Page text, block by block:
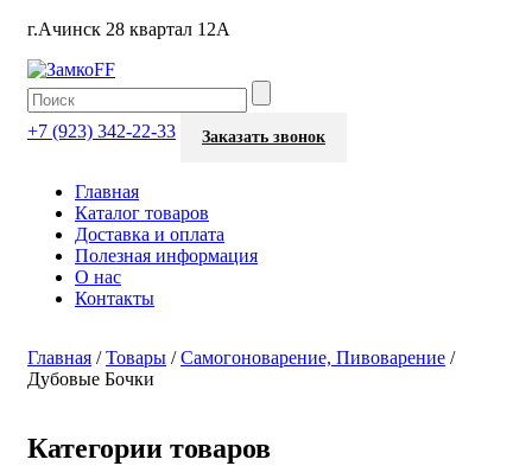
г.Ачинск 28 квартал 12А
+7 (923) 342-22-33 Заказать звонок
Главная
Каталог товаров
Доставка и оплата
Полезная информация
О нас
Контакты
Главная /Товары /Самогоноварение, Пивоварение /
Дубовые Бочки
Категории товаров